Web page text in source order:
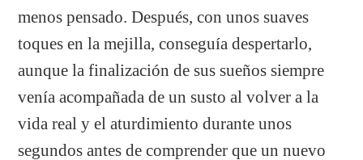
menos pensado. Después, con unos suaves
toques en la mejilla, conseguía despertarlo,
aunque la finalización de sus sueños siempre
venía acompañada de un susto al volver a la
vida real y el aturdimiento durante unos
segundos antes de comprender que un nuevo